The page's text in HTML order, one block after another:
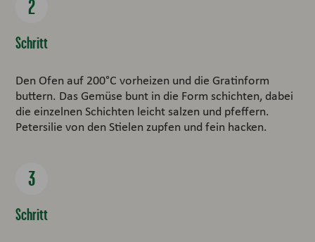
Schritt
Den Ofen auf 200°C vorheizen und die Gratinform
buttern. Das Gemüse bunt in die Form schichten, dabei
die einzelnen Schichten leicht salzen und pfeffern.
Petersilie von den Stielen zupfen und fein hacken.
Schritt